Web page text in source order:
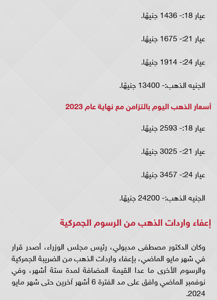
عيار 18:- 1436 جنيهًا.
عيار 21:- 1675 جنيهًا.
عيار 24:- 1914 جنيهًا.
الجنيه الذهب:- 13400 جنيهًا.
أسعار الذهب اليوم بالتزامن مع نهاية عام 2023
عيار 18:- 2593 جنيهًا.
عيار 21:- 3025 جنيهًا.
عيار 24:- 3457 جنيهًا.
الجنيه الذهب:- 24200 جنيهًا.
إعفاء واردات الذهب من الرسوم الجمركية
وكان الدكتور مصطفى مدبولي، رئيس مجلس الوزراء، أصدر قرار
في شهر مايو الماضي، بإعفاء واردات الذهب من الضريبة الجمركية
والرسوم الأخرى ما عدا القيمة المضافة لمدة ستة أشهر، وفي
نوفمبر الماضي وافق على مد الفترة 6 أشهر آخرين حتى شهر مايو
2024.